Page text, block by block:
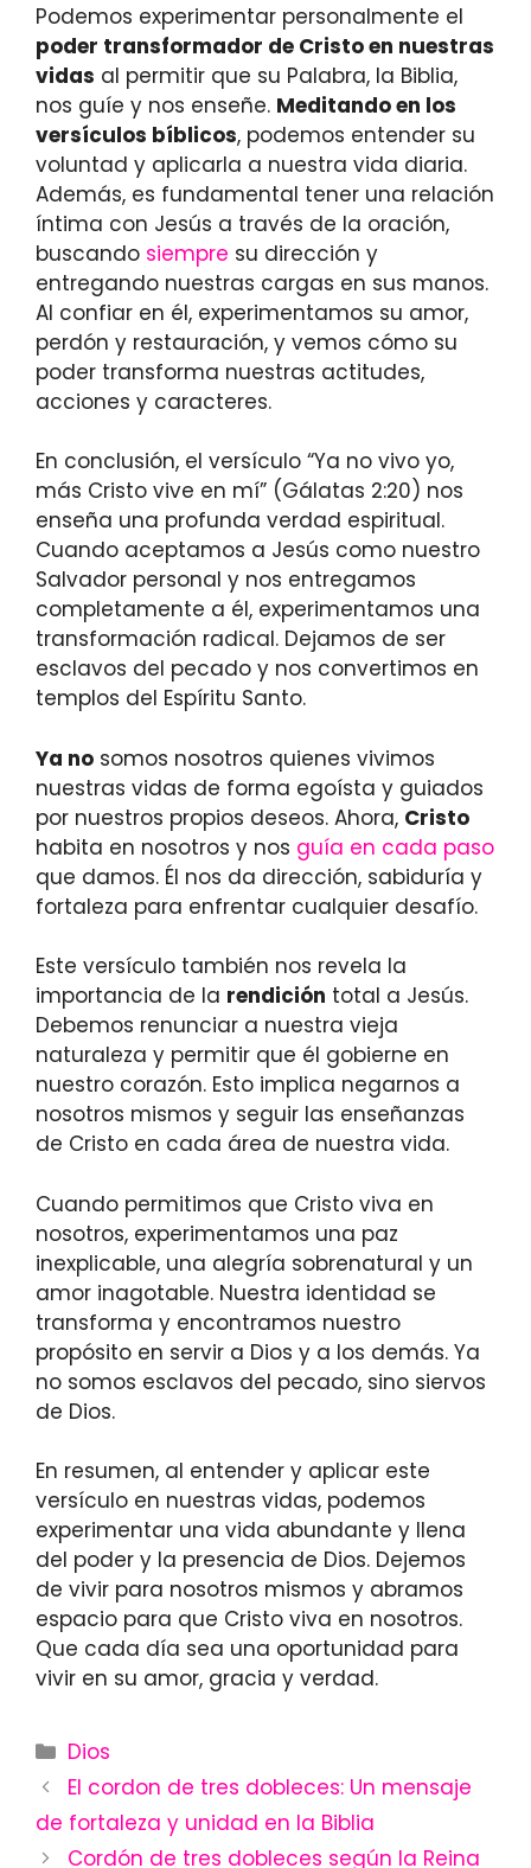
Podemos experimentar personalmente el
poder transformador de Cristo en nuestras
vidas al permitir que su Palabra, la Biblia,
nos guíe y nos enseñe. Meditando en los
versículos bíblicos, podemos entender su
voluntad y aplicarla a nuestra vida diaria.
Además, es fundamental tener una relación
íntima con Jesús a través de la oración,
buscando siempre su dirección y
entregando nuestras cargas en sus manos.
Al confiar en él, experimentamos su amor,
perdón y restauración, y vemos cómo su
poder transforma nuestras actitudes,
acciones y caracteres.
En conclusión, el versículo “Ya no vivo yo,
más Cristo vive en mí” (Gálatas 2:20) nos
enseña una profunda verdad espiritual.
Cuando aceptamos a Jesús como nuestro
Salvador personal y nos entregamos
completamente a él, experimentamos una
transformación radical. Dejamos de ser
esclavos del pecado y nos convertimos en
templos del Espíritu Santo.
Ya no somos nosotros quienes vivimos
nuestras vidas de forma egoísta y guiados
por nuestros propios deseos. Ahora, Cristo
habita en nosotros y nos guía en cada paso
que damos. Él nos da dirección, sabiduría y
fortaleza para enfrentar cualquier desafío.
Este versículo también nos revela la
importancia de la rendición total a Jesús.
Debemos renunciar a nuestra vieja
naturaleza y permitir que él gobierne en
nuestro corazón. Esto implica negarnos a
nosotros mismos y seguir las enseñanzas
de Cristo en cada área de nuestra vida.
Cuando permitimos que Cristo viva en
nosotros, experimentamos una paz
inexplicable, una alegría sobrenatural y un
amor inagotable. Nuestra identidad se
transforma y encontramos nuestro
propósito en servir a Dios y a los demás. Ya
no somos esclavos del pecado, sino siervos
de Dios.
En resumen, al entender y aplicar este
versículo en nuestras vidas, podemos
experimentar una vida abundante y llena
del poder y la presencia de Dios. Dejemos
de vivir para nosotros mismos y abramos
espacio para que Cristo viva en nosotros.
Que cada día sea una oportunidad para
vivir en su amor, gracia y verdad.
Categories
Dios
El cordon de tres dobleces: Un mensaje
de fortaleza y unidad en la Biblia
Cordón de tres dobleces según la Reina